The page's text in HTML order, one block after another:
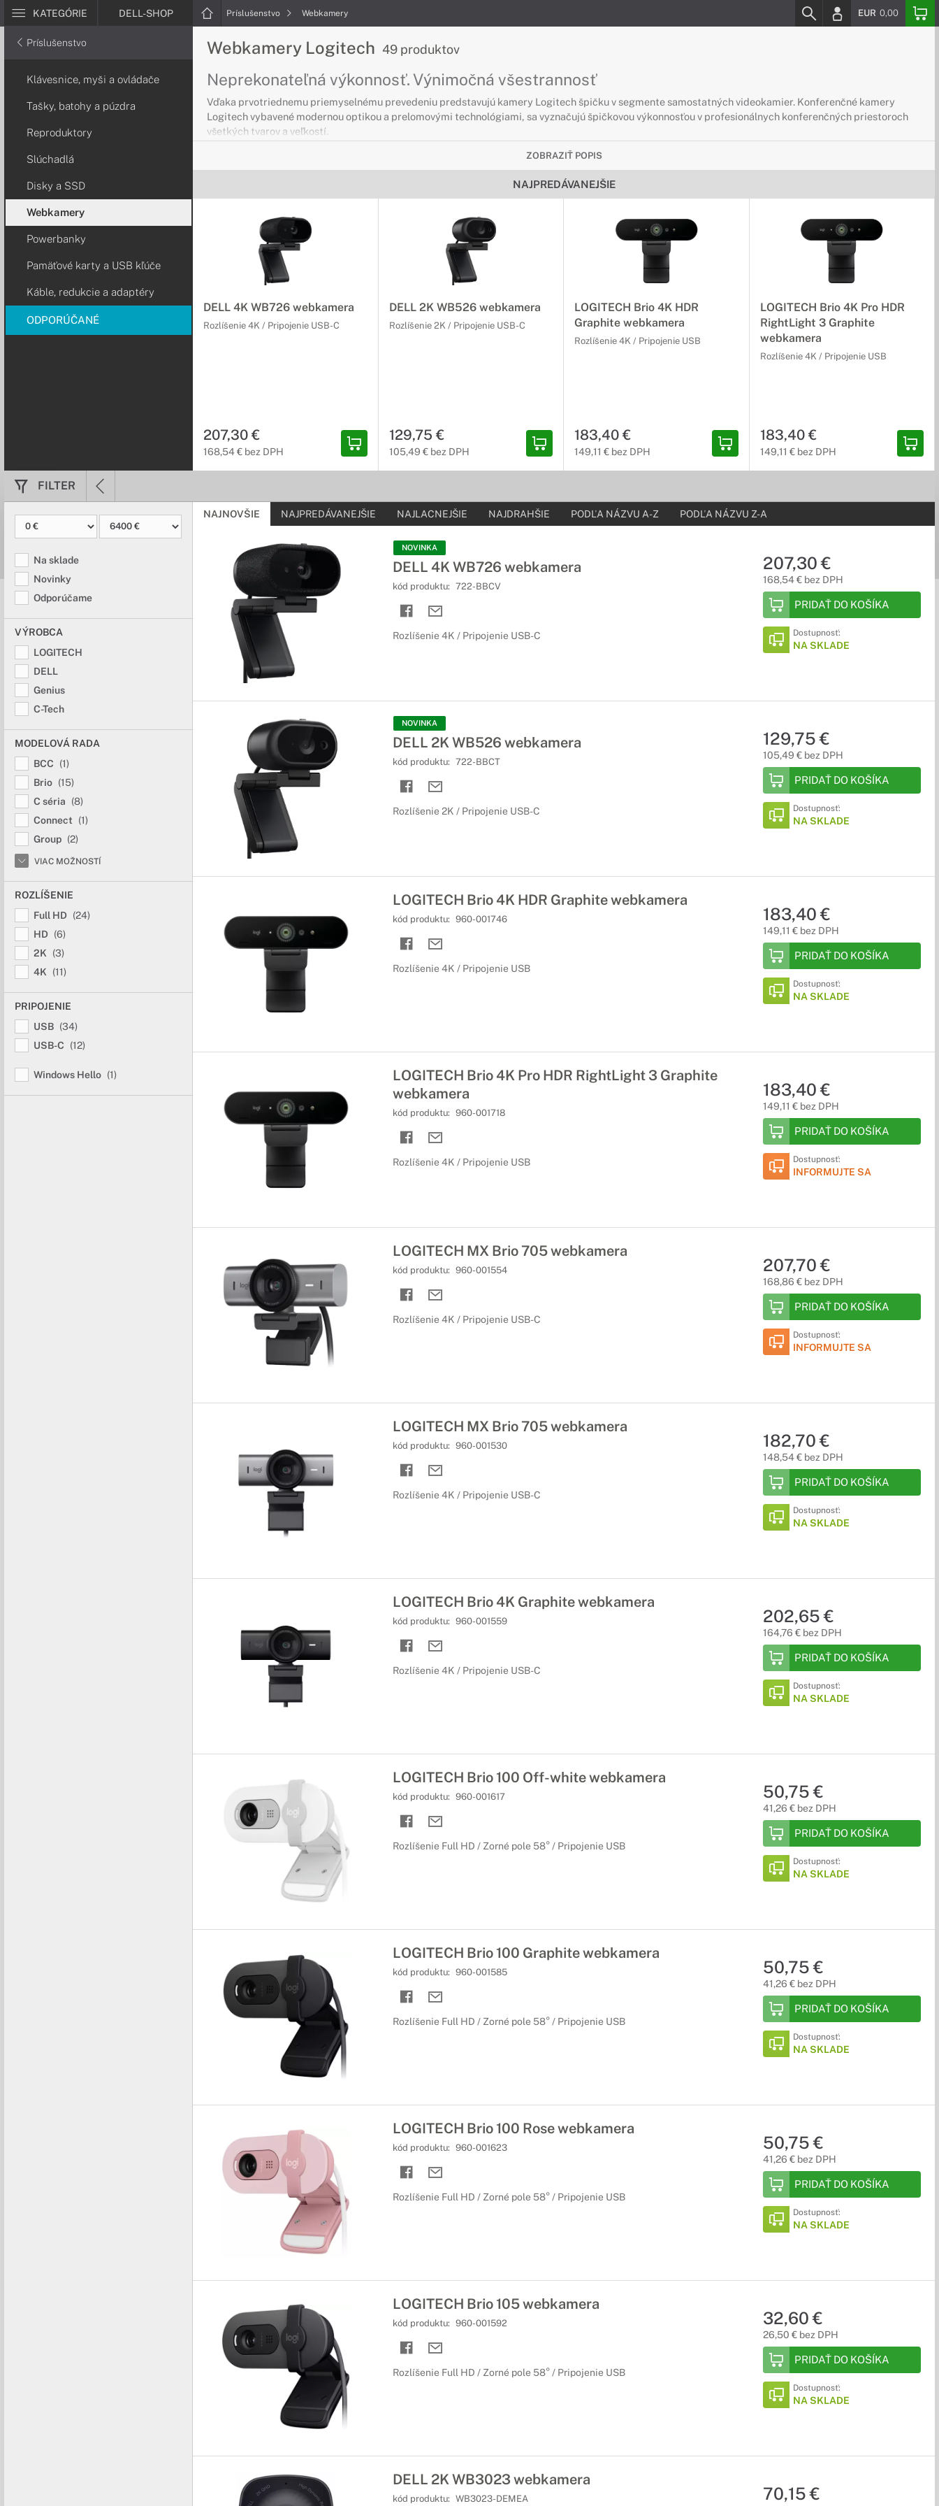
KATEGÓRIE DELL-SHOP Príslušenstvo Webkamery EUR 0,00
Príslušenstvo
Klávesnice, myši a ovládače
Tašky, batohy a púzdra
Reproduktory
Slúchadlá
Disky a SSD
Webkamery
Powerbanky
Pamäťové karty a USB kľúče
Káble, redukcie a adaptéry
ODPORÚČANÉ
Webkamery Logitech 49 produktov
Neprekonateľná výkonnosť. Výnimočná všestrannosť
Vďaka prvotriednemu priemyselnému prevedeniu predstavujú kamery Logitech špičku v segmente samostatných videokamier. Konferenčné kamery
Logitech vybavené modernou optikou a prelomovými technológiami, sa vyznačujú špičkovou výkonnosťou v profesionálnych konferenčných priestoroch
všetkých tvarov a veľkostí.
ZOBRAZIŤ POPIS
NAJPREDÁVANEJŠIE
DELL 4K WB726 webkamera
Rozlíšenie 4K / Pripojenie USB-C
207,30 €
168,54 € bez DPH
DELL 2K WB526 webkamera
Rozlíšenie 2K / Pripojenie USB-C
129,75 €
105,49 € bez DPH
LOGITECH Brio 4K HDR
Graphite webkamera
Rozlíšenie 4K / Pripojenie USB
183,40 €
149,11 € bez DPH
LOGITECH Brio 4K Pro HDR
RightLight 3 Graphite
webkamera
Rozlíšenie 4K / Pripojenie USB
183,40 €
149,11 € bez DPH
FILTER
Na sklade
Novinky
Odporúčame
VÝROBCA
LOGITECH
DELL
Genius
C-Tech
MODELOVÁ RADA
BCC
(1)
Brio (15)
C séria
(8)
Connect
(1)
Group (2)
VIAC MOŽNOSTÍ
ROZLÍŠENIE
Full HD (24)
HD (6)
2K
(3)
4K
(11)
PRIPOJENIE
USB (34)
USB-C
(12)
Windows Hello (1)
NAJNOVŠIE NAJPREDÁVANEJŠIE NAJLACNEJŠIE NAJDRAHŠIE PODĽA NÁZVU A-Z PODĽA NÁZVU Z-A
NOVINKA
DELL 4K WB726 webkamera
kód produktu: 722-BBCV
Rozlíšenie 4K / Pripojenie USB-C
207,30 €
168,54 € bez DPH
PRIDAŤ DO KOŠÍKA
Dostupnosť:
NA SKLADE
NOVINKA
DELL 2K WB526 webkamera
kód produktu: 722-BBCT
Rozlíšenie 2K / Pripojenie USB-C
129,75 €
105,49 € bez DPH
PRIDAŤ DO KOŠÍKA
Dostupnosť:
NA SKLADE
LOGITECH Brio 4K HDR Graphite webkamera
kód produktu: 960-001746
Rozlíšenie 4K / Pripojenie USB
183,40 €
149,11 € bez DPH
PRIDAŤ DO KOŠÍKA
Dostupnosť:
NA SKLADE
LOGITECH Brio 4K Pro HDR RightLight 3 Graphite
webkamera
kód produktu: 960-001718
Rozlíšenie 4K / Pripojenie USB
183,40 €
149,11 € bez DPH
PRIDAŤ DO KOŠÍKA
Dostupnosť:
INFORMUJTE SA
LOGITECH MX Brio 705 webkamera
kód produktu: 960-001554
Rozlíšenie 4K / Pripojenie USB-C
207,70 €
168,86 € bez DPH
PRIDAŤ DO KOŠÍKA
Dostupnosť:
INFORMUJTE SA
LOGITECH MX Brio 705 webkamera
kód produktu: 960-001530
Rozlíšenie 4K / Pripojenie USB-C
182,70 €
148,54 € bez DPH
PRIDAŤ DO KOŠÍKA
Dostupnosť:
NA SKLADE
LOGITECH Brio 4K Graphite webkamera
kód produktu: 960-001559
Rozlíšenie 4K / Pripojenie USB-C
202,65 €
164,76 € bez DPH
PRIDAŤ DO KOŠÍKA
Dostupnosť:
NA SKLADE
LOGITECH Brio 100 Off-white webkamera
kód produktu: 960-001617
Rozlíšenie Full HD / Zorné pole 58° / Pripojenie USB
50,75 €
41,26 € bez DPH
PRIDAŤ DO KOŠÍKA
Dostupnosť:
NA SKLADE
LOGITECH Brio 100 Graphite webkamera
kód produktu: 960-001585
Rozlíšenie Full HD / Zorné pole 58° / Pripojenie USB
50,75 €
41,26 € bez DPH
PRIDAŤ DO KOŠÍKA
Dostupnosť:
NA SKLADE
LOGITECH Brio 100 Rose webkamera
kód produktu: 960-001623
Rozlíšenie Full HD / Zorné pole 58° / Pripojenie USB
50,75 €
41,26 € bez DPH
PRIDAŤ DO KOŠÍKA
Dostupnosť:
NA SKLADE
LOGITECH Brio 105 webkamera
kód produktu: 960-001592
Rozlíšenie Full HD / Zorné pole 58° / Pripojenie USB
32,60 €
26,50 € bez DPH
PRIDAŤ DO KOŠÍKA
Dostupnosť:
NA SKLADE
DELL 2K WB3023 webkamera
kód produktu: WB3023-DEMEA 70,15 €